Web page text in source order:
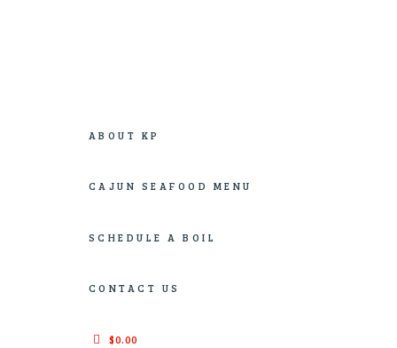
ABOUT KP
CAJUN SEAFOOD MENU
SCHEDULE A BOIL
CONTACT US
$0.00